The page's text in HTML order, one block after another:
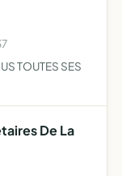
TOUTES SES
De La